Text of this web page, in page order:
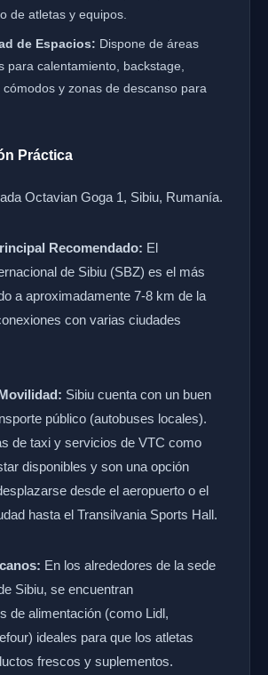
de atletas y equipos.
de Espacios: Dispone de áreas
para calentamiento, backstage,
y zonas de descanso para
Práctica
Octavian Goga 1, Sibiu, Rumanía.
Recomendado: El
de Sibiu (SBZ) es el más
a aproximadamente 7-8 km de la
con varias ciudades
Sibiu cuenta con un buen
público (autobuses locales).
de taxi y servicios de VTC como
disponibles y son una opción
desde el aeropuerto o el
hasta el Transilvania Sports Hall.
En los alrededores de la sede
Sibiu, se encuentran
de alimentación (como Lidl,
ideales para que los atletas
frescos y suplementos.